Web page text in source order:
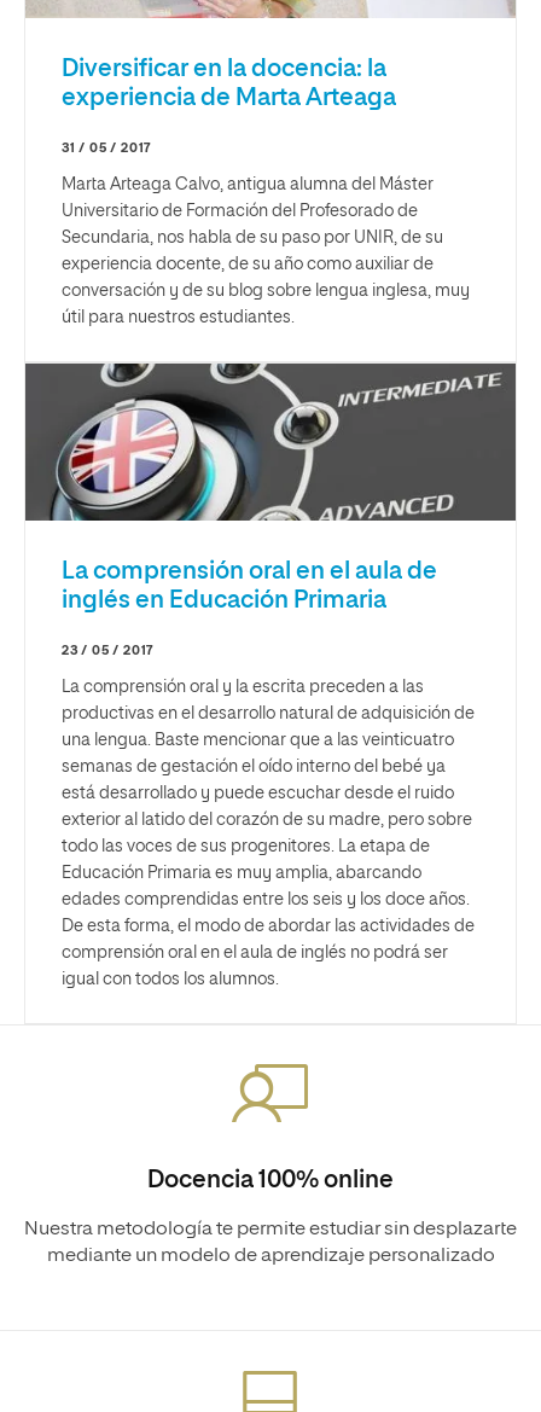
Diversificar en la docencia: la
experiencia de Marta Arteaga
31 / 05 / 2017
Marta Arteaga Calvo, antigua alumna del Máster
Universitario de Formación del Profesorado de
Secundaria, nos habla de su paso por UNIR, de su
experiencia docente, de su año como auxiliar de
conversación y de su blog sobre lengua inglesa, muy
útil para nuestros estudiantes.
La comprensión oral en el aula de
inglés en Educación Primaria
23 / 05 / 2017
La comprensión oral y la escrita preceden a las
productivas en el desarrollo natural de adquisición de
una lengua. Baste mencionar que a las veinticuatro
semanas de gestación el oído interno del bebé ya
está desarrollado y puede escuchar desde el ruido
exterior al latido del corazón de su madre, pero sobre
todo las voces de sus progenitores. La etapa de
Educación Primaria es muy amplia, abarcando
edades comprendidas entre los seis y los doce años.
De esta forma, el modo de abordar las actividades de
comprensión oral en el aula de inglés no podrá ser
igual con todos los alumnos.
Docencia 100% online
Nuestra metodología te permite estudiar sin desplazarte
mediante un modelo de aprendizaje personalizado